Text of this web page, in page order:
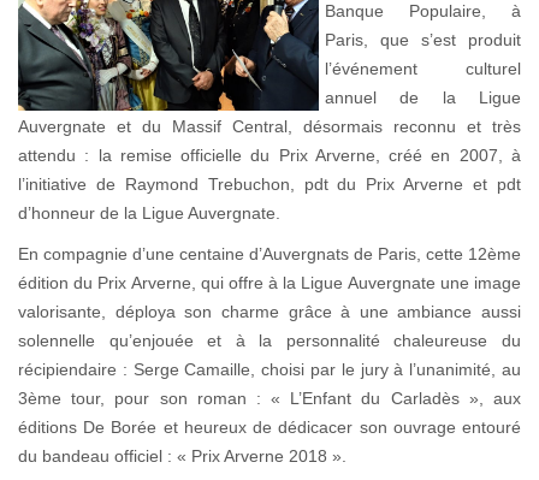
Banque Populaire, à
Paris, que s’est produit
l’événement culturel
annuel de la Ligue
Auvergnate et du Massif Central, désormais reconnu et très
attendu : la remise officielle du Prix Arverne, créé en 2007, à
l’initiative de Raymond Trebuchon, pdt du Prix Arverne et pdt
d’honneur de la Ligue Auvergnate.
En compagnie d’une centaine d’Auvergnats de Paris, cette 12ème
édition du Prix Arverne, qui offre à la Ligue Auvergnate une image
valorisante, déploya son charme grâce à une ambiance aussi
solennelle qu’enjouée et à la personnalité chaleureuse du
récipiendaire : Serge Camaille, choisi par le jury à l’unanimité, au
3ème tour, pour son roman : « L’Enfant du Carladès », aux
éditions De Borée et heureux de dédicacer son ouvrage entouré
du bandeau officiel : « Prix Arverne 2018 ».